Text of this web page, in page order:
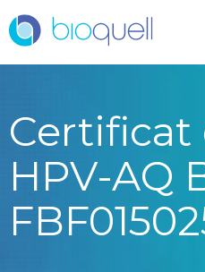
Certificat
HPV-AQ